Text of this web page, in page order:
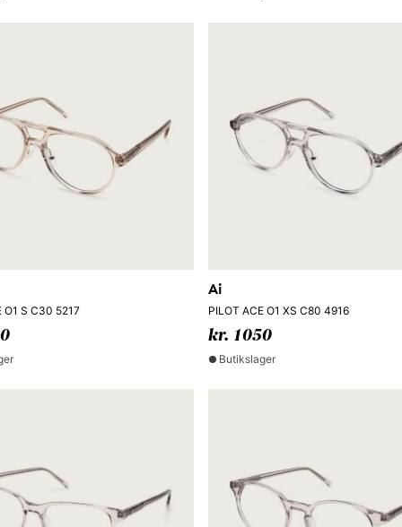
O1 S C30 5217
Ai
PILOT ACE O1 XS C80 4916
kr. 1050
Butikslager